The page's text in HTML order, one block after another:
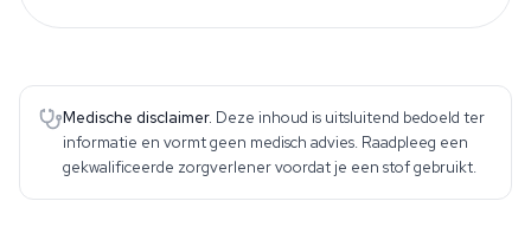
Medische disclaimer. Deze inhoud is uitsluitend bedoeld ter
informatie en vormt geen medisch advies. Raadpleeg een
gekwalificeerde zorgverlener voordat je een stof gebruikt.